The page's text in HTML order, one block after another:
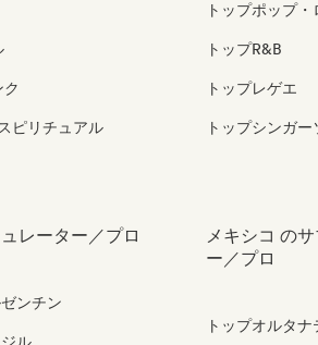
ピリチュアル
トップポップ・
トップR&B
トップレゲエ
トップシンガ
レーター／プロ
ンチン
メキシコ の
ー／プロ
トップオルタ